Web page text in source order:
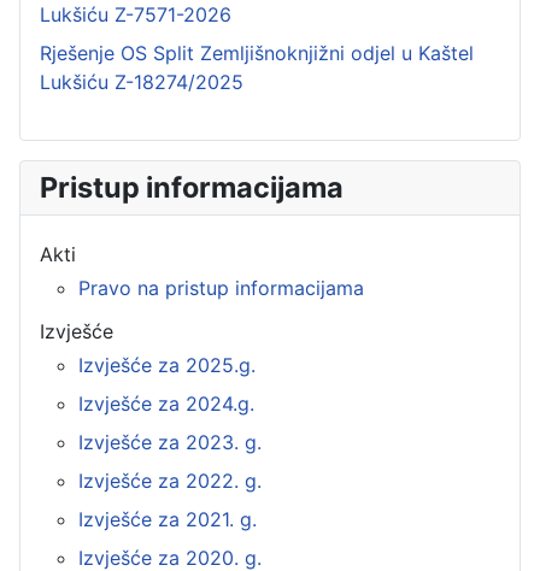
Lukšiću Z-7571-2026
Rješenje OS Split Zemljišnoknjižni odjel u Kaštel
Lukšiću Z-18274/2025
Pristup informacijama
Akti
Pravo na pristup informacijama
Izvješće
Izvješće za 2025.g.
Izvješće za 2024.g.
Izvješće za 2023. g.
Izvješće za 2022. g.
Izvješće za 2021. g.
Izvješće za 2020. g.